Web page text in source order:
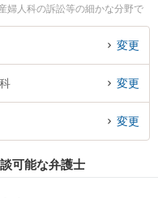
婦人科の訴訟等の細かな分野で
南法律事務所の福島 利宗弁護士
ィール情報や弁護士費用、強み
『初回相談無料で産婦人科の訴
相談予約したい』などでお困り
変更
変更
変更
可能な弁護士